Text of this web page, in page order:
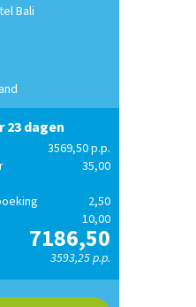
Bali
23 dagen
3569,50 p.p.
35,00
2,50
10,00
7186,50
3593,25 p.p.